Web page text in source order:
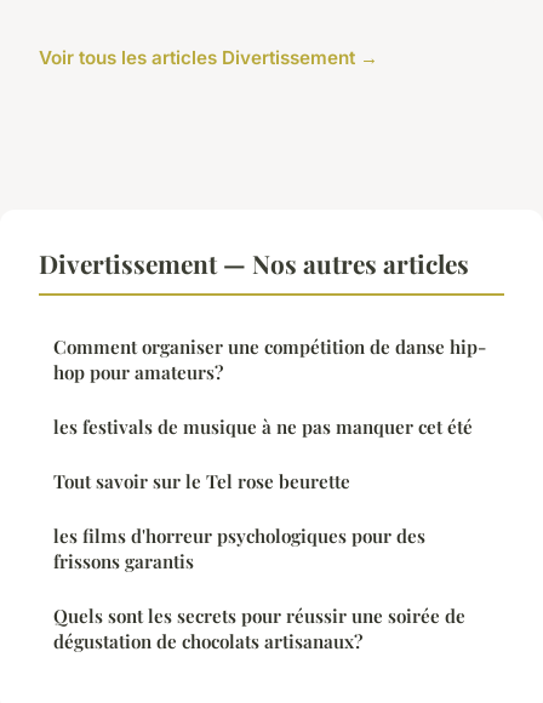
Voir tous les articles Divertissement →
Divertissement — Nos autres articles
Comment organiser une compétition de danse hip-
hop pour amateurs?
les festivals de musique à ne pas manquer cet été
Tout savoir sur le Tel rose beurette
les films d'horreur psychologiques pour des
frissons garantis
Quels sont les secrets pour réussir une soirée de
dégustation de chocolats artisanaux?